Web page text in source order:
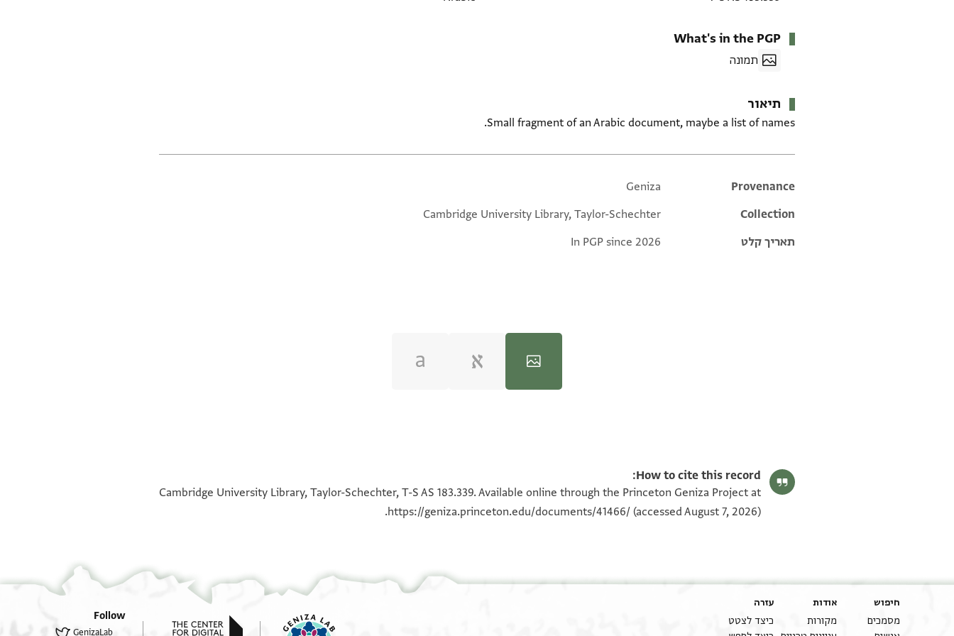
What's in the PGP
תמונה
תיאור
Small fragment of an Arabic document, maybe a list of names.
Additional metadata
Provenance
Geniza
Collection
Cambridge University Library, Taylor-Schechter
תאריך קלט
In PGP since 2026
100%
100%
How to cite this record:
Cambridge University Library, Taylor-Schechter, T-S AS 183.339. Available online through the Princeton Geniza Project at
https://geniza.princeton.edu/documents/41466/ (accessed August 7, 2026).
חיפוש
מסמכים
אודות
מקורות
עזרה
כיצד לצטט
Follow
GenizaLab